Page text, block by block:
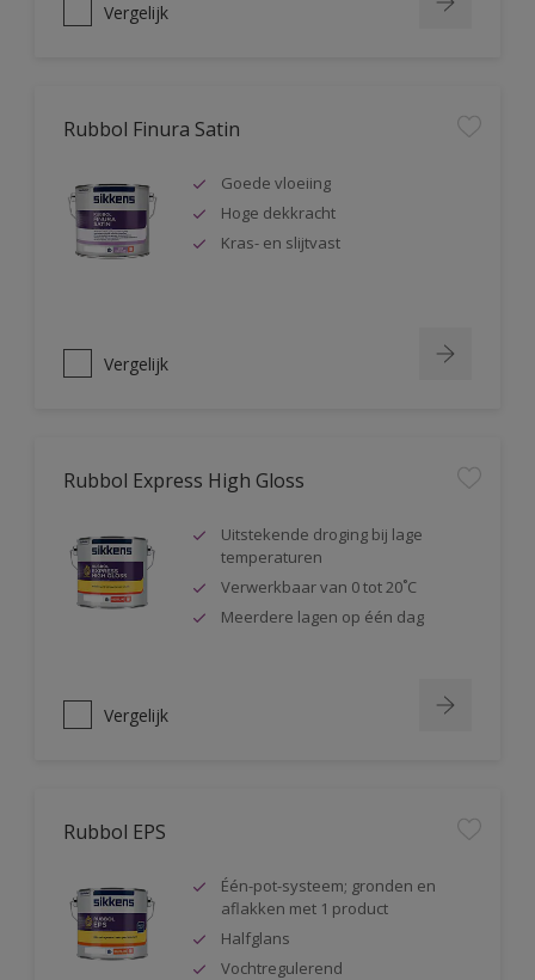
Vergelijk
Rubbol Finura Satin
Goede vloeiing
Hoge dekkracht
Kras- en slijtvast
Vergelijk
Rubbol Express High Gloss
Uitstekende droging bij lage
temperaturen
Verwerkbaar van 0 tot 20˚C
Meerdere lagen op één dag
Vergelijk
Rubbol EPS
Één-pot-systeem; gronden en
aflakken met 1 product
Halfglans
Vochtregulerend